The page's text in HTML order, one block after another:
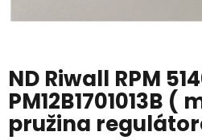
ND Riwall RPM
PM12B1701013B
pružina